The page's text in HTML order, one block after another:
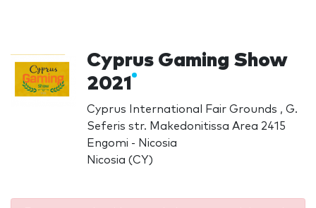
Cyprus Gaming Show
2021
Cyprus International Fair Grounds , G.
Seferis str. Makedonitissa Area 2415
Engomi - Nicosia
Nicosia (CY)